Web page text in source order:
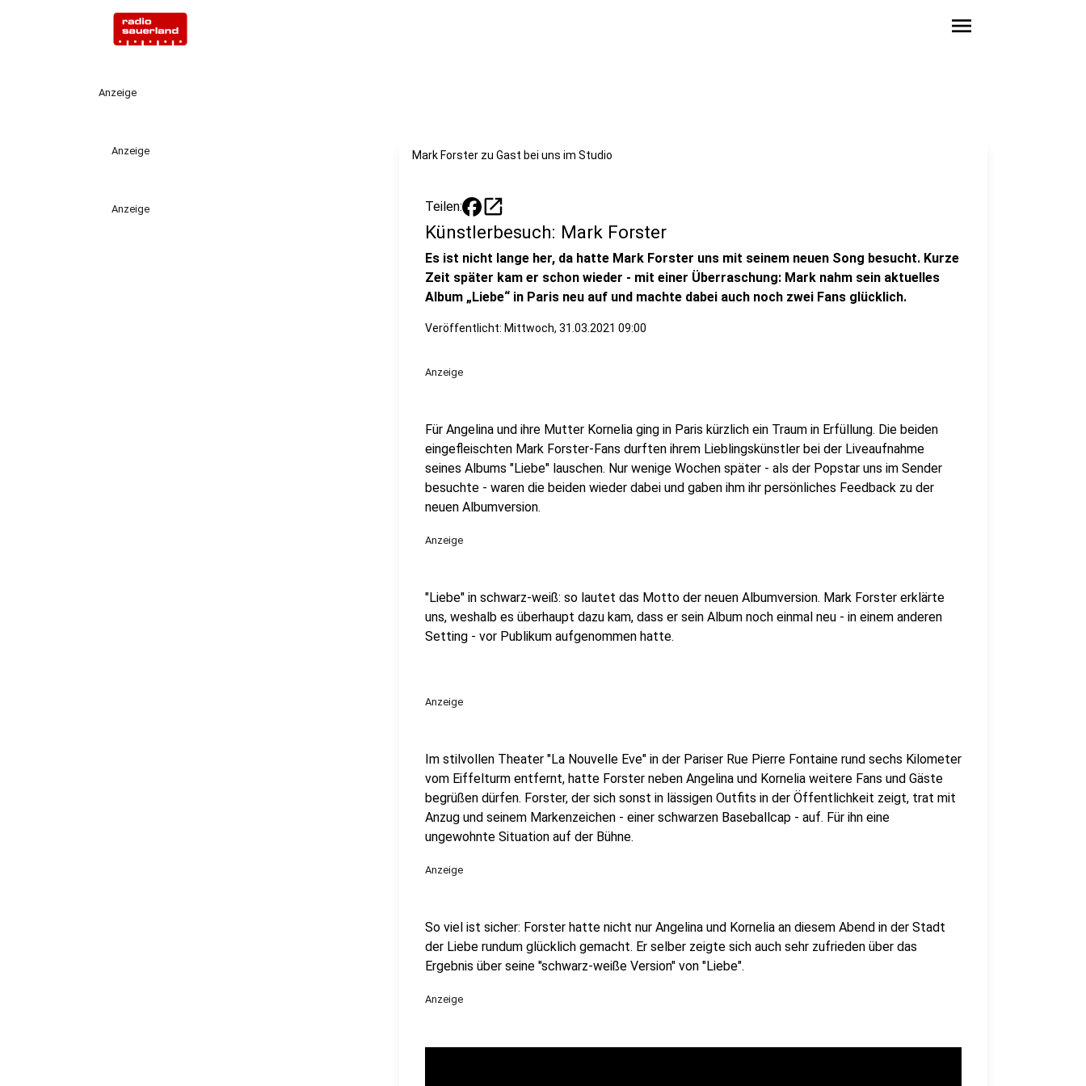
menu
Anzeige
Anzeige
Anzeige
Mark Forster zu Gast bei uns im Studio
Teilen: open_in_new
Künstlerbesuch: Mark Forster
Es ist nicht lange her, da hatte Mark Forster uns mit seinem neuen Song besucht. Kurze
Zeit später kam er schon wieder - mit einer Überraschung: Mark nahm sein aktuelles
Album „Liebe“ in Paris neu auf und machte dabei auch noch zwei Fans glücklich.
Veröffentlicht: Mittwoch, 31.03.2021 09:00
Anzeige
Für Angelina und ihre Mutter Kornelia ging in Paris kürzlich ein Traum in Erfüllung. Die beiden
eingefleischten Mark Forster-Fans durften ihrem Lieblingskünstler bei der Liveaufnahme
seines Albums "Liebe" lauschen. Nur wenige Wochen später - als der Popstar uns im Sender
besuchte - waren die beiden wieder dabei und gaben ihm ihr persönliches Feedback zu der
neuen Albumversion.
Anzeige
"Liebe" in schwarz-weiß: so lautet das Motto der neuen Albumversion. Mark Forster erklärte
uns, weshalb es überhaupt dazu kam, dass er sein Album noch einmal neu - in einem anderen
Setting - vor Publikum aufgenommen hatte.
Anzeige
Im stilvollen Theater "La Nouvelle Eve" in der Pariser Rue Pierre Fontaine rund sechs Kilometer
vom Eiffelturm entfernt, hatte Forster neben Angelina und Kornelia weitere Fans und Gäste
begrüßen dürfen. Forster, der sich sonst in lässigen Outfits in der Öffentlichkeit zeigt, trat mit
Anzug und seinem Markenzeichen - einer schwarzen Baseballcap - auf. Für ihn eine
ungewohnte Situation auf der Bühne.
Anzeige
So viel ist sicher: Forster hatte nicht nur Angelina und Kornelia an diesem Abend in der Stadt
der Liebe rundum glücklich gemacht. Er selber zeigte sich auch sehr zufrieden über das
Ergebnis über seine "schwarz-weiße Version" von "Liebe".
Anzeige